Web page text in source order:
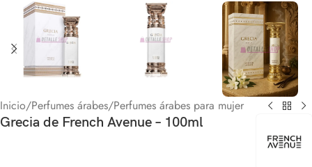
Inicio/Perfumes árabes/Perfumes árabes para mujer
Grecia de French Avenue – 100ml